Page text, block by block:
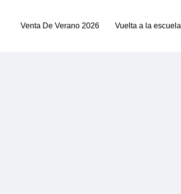
Venta De Verano 2026 Vuelta a la escuela